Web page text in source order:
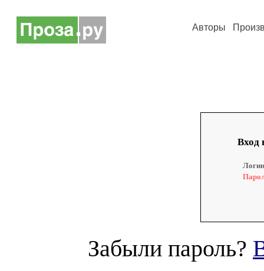
Авторы
Вход
Забыли пароль?